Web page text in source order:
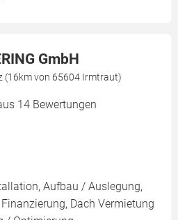
GmbH
(16km von 65604 Irmtraut)
14 Bewertungen
Aufbau / Auslegung,
Dach Vermietung